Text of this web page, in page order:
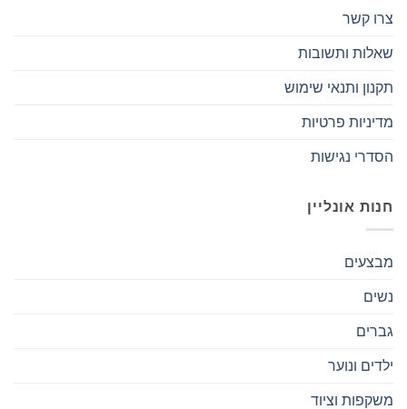
צרו קשר
שאלות ותשובות
תקנון ותנאי שימוש
מדיניות פרטיות
הסדרי נגישות
חנות אונליין
מבצעים
נשים
גברים
ילדים ונוער
משקפות וציוד